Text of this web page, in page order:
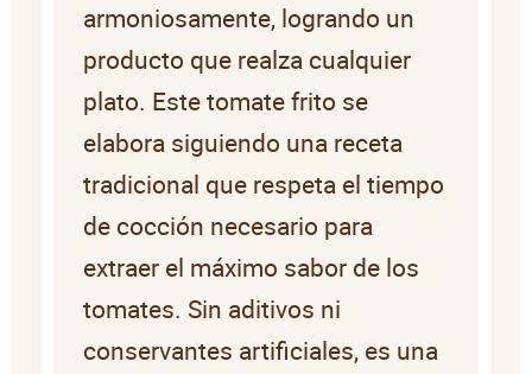
armoniosamente, logrando un
producto que realza cualquier
plato. Este tomate frito se
elabora siguiendo una receta
tradicional que respeta el tiempo
de cocción necesario para
extraer el máximo sabor de los
tomates. Sin aditivos ni
conservantes artificiales, es una